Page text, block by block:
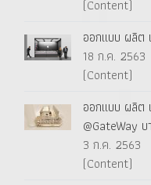
(Content)
ออกแบบ ผลิต
18 ก.ค. 2563
(Content)
ออกแบบ ผลิต
@GateWay
3 ก.ค. 2563
(Content)